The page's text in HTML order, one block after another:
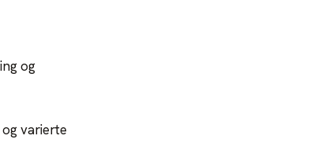
og
varierte